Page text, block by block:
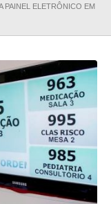
PAINEL ELETRÔNICO EM